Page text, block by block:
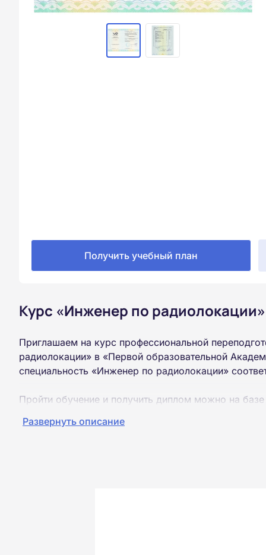
Получить учебный план
Курс «Инженер по
Приглашаем на курс профессиональной
радиолокации» в «Первой образовательной
специальность «Инженер по радиолокации»
Пройти обучение и получить диплом можно на
Развернуть описание